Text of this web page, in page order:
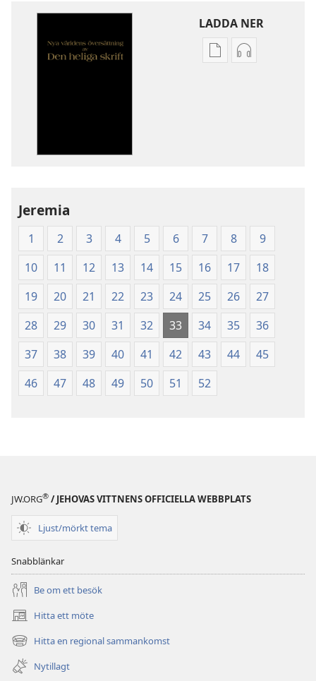
LADDA NER
Valmöjligheter
heliga
skrift
(2003)
heliga
skrift
(2003)
Jeremia
1 2 3 4 5 6 7 8
9
10
11 12 13 14 15 16 17
18
19
20 21 22 23 24 25 26
27
28
29 30 31 32 33 34 35
36
37
38 39 40 41 42 43 44
45
46
47 48 49 50 51 52
JW.ORG® / JEHOVAS VITTNENS OFFICIELLA WEBBPLATS
Ljust/mörkt tema
Snabblänkar
Be om ett besök
Hitta ett möte
(öppnar
nytt
fönster)
Hitta en regional sammankomst
(öppnar
nytt
fönster)
Nytillagt